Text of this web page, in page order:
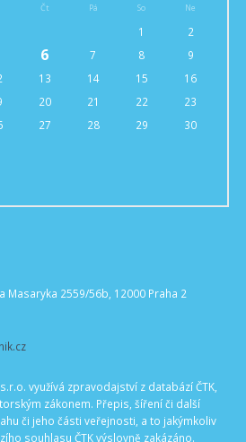
Čt Pá So Ne
1
2
6 7 8
9
13 14 15
16
20 21 22
23
27 28 29
30
Masaryka 2559/56b, 12000 Praha 2
využívá zpravodajství z databází ČTK,
zákonem. Přepis, šíření či další
či jeho části veřejnosti, a to jakýmkoliv
souhlasu ČTK výslovně zakázáno.